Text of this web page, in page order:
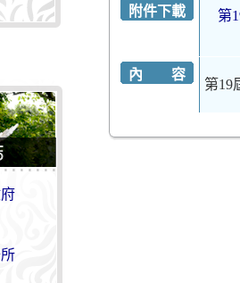
附件下載 第
內 容
第19